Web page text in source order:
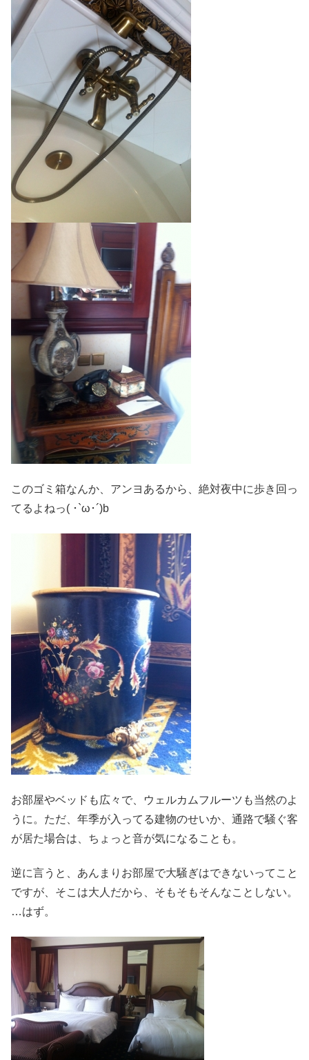
このゴミ箱なんか、アンヨあるから、絶対夜中に歩き回っ
てるよねっ( ･`ω･´)b
お部屋やベッドも広々で、ウェルカムフルーツも当然のよ
うに。ただ、年季が入ってる建物のせいか、通路で騒ぐ客
が居た場合は、ちょっと音が気になることも。
逆に言うと、あんまりお部屋で大騒ぎはできないってこと
ですが、そこは大人だから、そもそもそんなことしない。
…はず。